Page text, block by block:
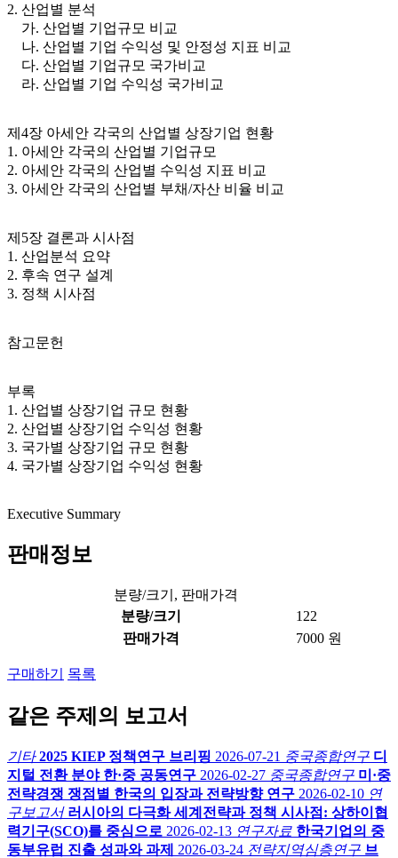
2. 산업별 분석
가. 산업별 기업규모 비교
나. 산업별 기업 수익성 및 안정성 지표 비교
다. 산업별 기업규모 국가비교
라. 산업별 기업 수익성 국가비교
제4장 아세안 각국의 산업별 상장기업 현황
1. 아세안 각국의 산업별 기업규모
2. 아세안 각국의 산업별 수익성 지표 비교
3. 아세안 각국의 산업별 부채/자산 비율 비교
제5장 결론과 시사점
1. 산업분석 요약
2. 후속 연구 설계
3. 정책 시사점
참고문헌
부록
1. 산업별 상장기업 규모 현황
2. 산업별 상장기업 수익성 현황
3. 국가별 상장기업 규모 현황
4. 국가별 상장기업 수익성 현황
Executive Summary
판매정보
분량/크기, 판매가격
분량/크기
122
판매가격
7000 원
구매하기 목록
같은 주제의 보고서
기타 2025 KIEP 정책연구 브리핑 2026-07-21 중국종합연구 디
지털 전환 분야 한·중 공동연구 2026-02-27 중국종합연구 미·중
전략경쟁 쟁점별 한국의 입장과 전략방향 연구 2026-02-10 연
구보고서 러시아의 다극화 세계전략과 정책 시사점: 상하이협
력기구(SCO)를 중심으로 2026-02-13 연구자료 한국기업의 중
동부유럽 진출 성과와 과제
2026-03-24 전략지역심층연구 브